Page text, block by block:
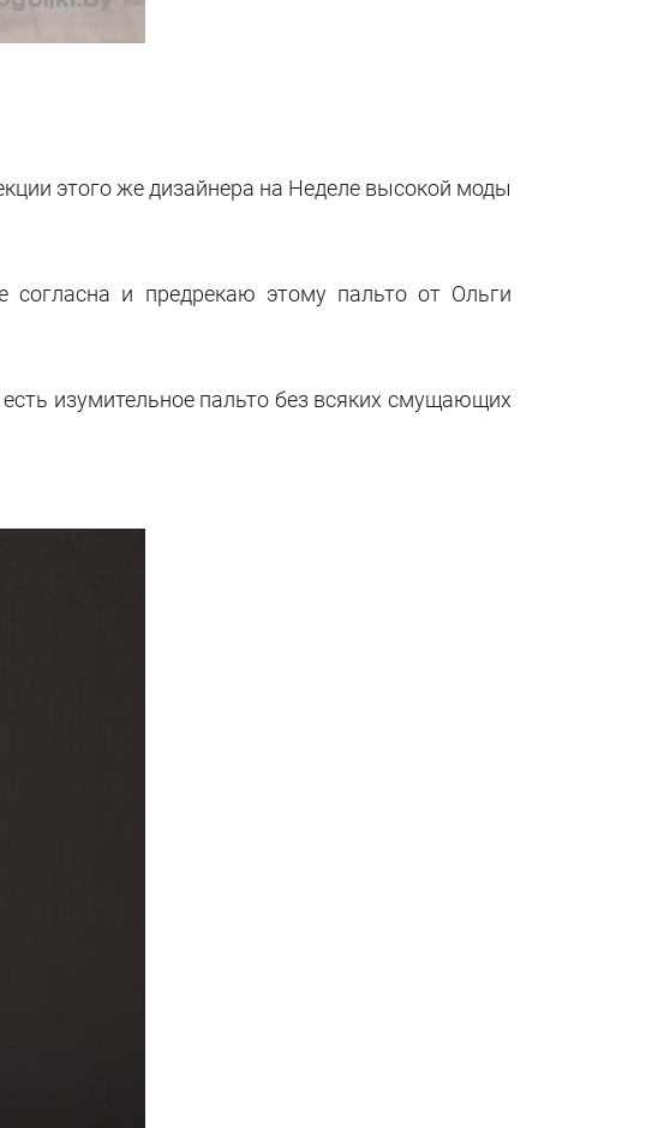
этого же дизайнера на Неделе высокой моды
и предрекаю этому пальто от Ольги
изумительное пальто без всяких смущающих